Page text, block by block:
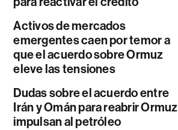
Activos de mercados
emergentes caen por temor a
que el acuerdo sobre Ormuz
eleve las tensiones
Dudas sobre el acuerdo entre
Irán y Omán para reabrir Ormuz
impulsan al petróleo